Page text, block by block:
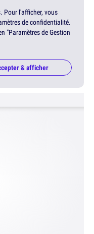
Pour l'afficher, vous
de confidentialité.
"Paramètres de Gestion
& afficher